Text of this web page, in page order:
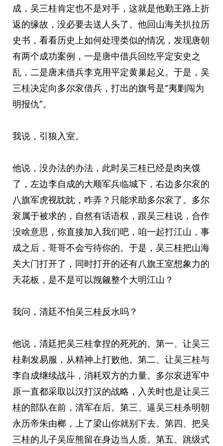
成，吴三桂肯定也不是对手，这就是他勤王路上折
返的缘故，没必要去送人头了。他回山海关扒拉历
史书，看看历史上如何处理类似的情况，发现唐朝
有两个成功案例，一是唐中借兵回纥平定安史之
乱，二是唐末借兵李克用平定黄巢起义。于是，吴
三桂决定向多尔衮借兵，打出的旗号是“夷剿闯为
明报仇”。
我说，引狼入室。
他说，没办法的办法，此时吴三桂已经是肉夹馍
了，左边李自成的大顺军兵临城下，右边多尔衮的
八旗军虎视眈眈，咋弄？只能求助多尔衮了。多尔
衮属于被求的，自然有话语权，跟吴三桂说，合作
没啥意思，你直接加入我们吧，咱一起打江山，事
成之后，哥哥不会亏待你的。于是，吴三桂把山海
关大门打开了，同时打开的还有八旗王室想象力的
天花板，是不是可以觊觎整个大明江山？
我问，清廷不怕吴三桂反水吗？
他说，清廷把吴三桂拿捏的死死的。第一、让吴三
桂剃发易服，从精神上打败他。第二、让吴三桂与
李自成继续战斗，消耗双方的力量。多尔衮进军中
原一直都采取以汉打汉的战略，入关时也是让吴三
桂的部队在前，清军在后。第三、逼吴三桂杀明朝
永历帝朱由榔，上了梁山你就别下去。第四、把吴
三桂的儿子吴应熊留在身边当人质。第五、跳级式